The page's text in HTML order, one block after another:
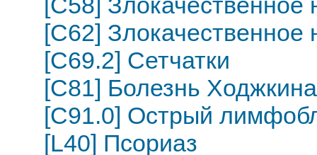
[C62] Злокачественное
[C69.2] Сетчатки
[C81] Болезнь
[C91.0] Острый
[L40] Псориаз